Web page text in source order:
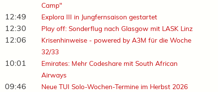
Camp"
12:49 Explora III in Jungfernsaison gestartet
12:30 Play off: Sonderflug nach Glasgow mit LASK Linz
12:06
Krisenhinweise - powered by A3M für die Woche
32/33
10:01
Emirates: Mehr Codeshare mit South African
Airways
09:46 Neue TUI Solo-Wochen-Termine im Herbst 2026